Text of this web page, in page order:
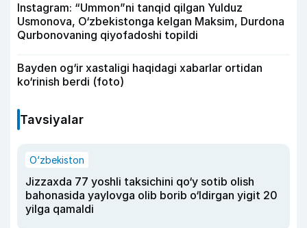
Instagram: “Ummon”ni tanqid qilgan Yulduz
Usmonova, O‘zbekistonga kelgan Maksim, Durdona
Qurbonovaning qiyofadoshi topildi
Bayden og‘ir xastaligi haqidagi xabarlar ortidan
ko‘rinish berdi (foto)
Tavsiyalar
O‘zbekiston
Jizzaxda 77 yoshli taksichini qo‘y sotib olish
bahonasida yaylovga olib borib o‘ldirgan yigit 20
yilga qamaldi